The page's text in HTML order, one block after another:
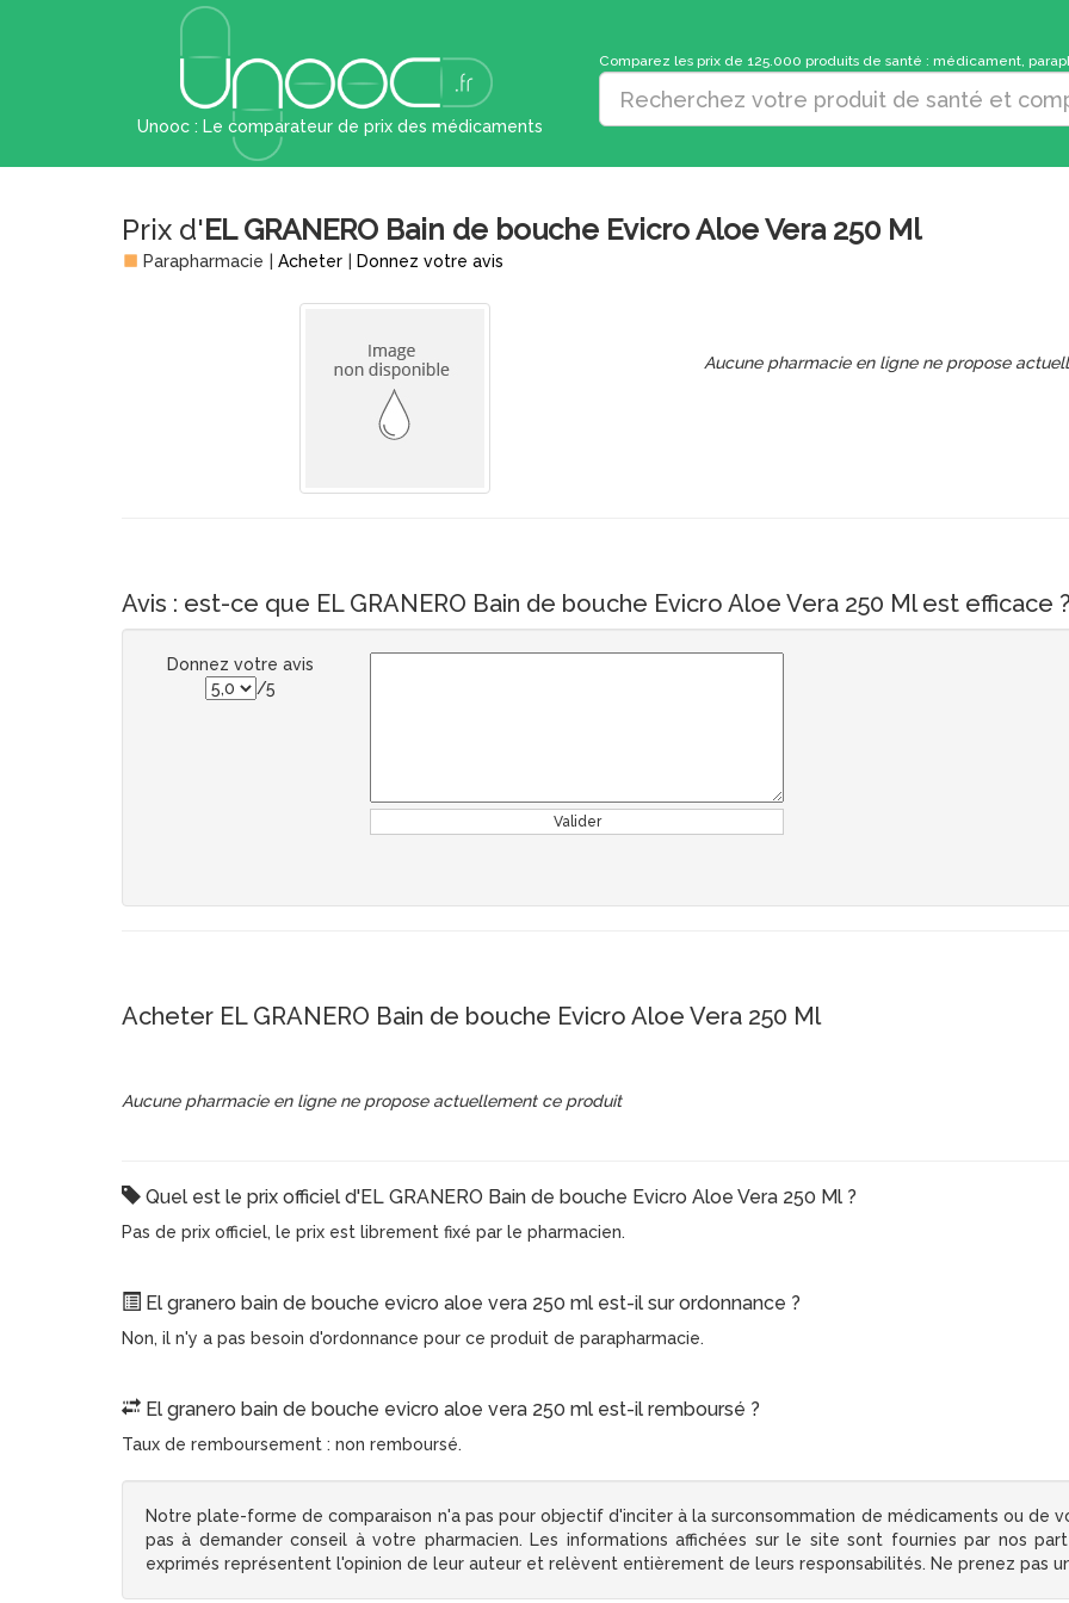
Unooc : Le comparateur de prix des médicaments
Comparez les prix de 125.000 produits de santé : médicament,
Prix d'EL GRANERO Bain de bouche Evicro Aloe Vera 250 Ml
Parapharmacie Acheter Donnez votre avis
Aucune pharmacie en ligne ne propose
Avis : est-ce que EL GRANERO Bain de bouche Evicro Aloe Vera 250 Ml est efficace
Donnez votre avis
/5
Valider
Acheter EL GRANERO Bain de bouche Evicro Aloe Vera 250 Ml
Aucune pharmacie en ligne ne propose actuellement ce produit
Quel est le prix officiel d'EL GRANERO Bain de bouche Evicro Aloe Vera 250 Ml ?
Pas de prix officiel, le prix est librement fixé par le pharmacien.
El granero bain de bouche evicro aloe vera 250 ml est-il sur ordonnance ?
Non, il n'y a pas besoin d'ordonnance pour ce produit de parapharmacie.
El granero bain de bouche evicro aloe vera 250 ml est-il remboursé ?
Taux de remboursement : non remboursé.
Notre plate-forme de comparaison n'a pas pour objectif d'inciter à la surconsommation de médicaments ou de
pas à demander conseil à votre pharmacien. Les informations affichées sur le site sont fournies par nos
exprimés représentent l'opinion de leur auteur et relèvent entièrement de leurs responsabilités. Ne prenez pas